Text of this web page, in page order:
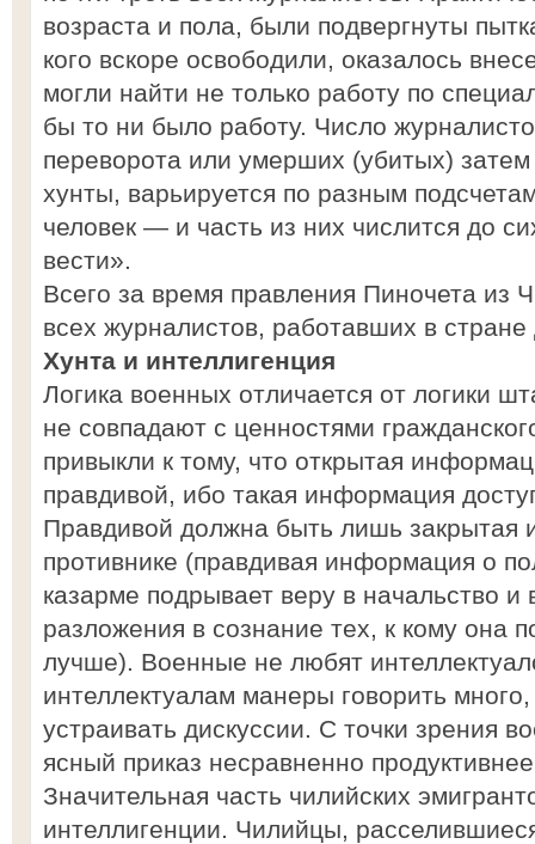
возраста и пола, были подвергнуты
кого вскоре освободили, оказалось
могли найти не только работу по
бы то ни было работу. Число
переворота или умерших (убитых)
хунты, варьируется по разным
человек — и часть из них числится до
вести».
Всего за время правления Пиночета из
всех журналистов, работавших в
Хунта и интеллигенция
Логика военных отличается от логики
не совпадают с ценностями
привыкли к тому, что открытая
правдивой, ибо такая информация
Правдивой должна быть лишь
противнике (правдивая информация о
казарме подрывает веру в начальство и
разложения в сознание тех, к кому она
лучше). Военные не любят
интеллектуалам манеры говорить
устраивать дискуссии. С точки зрения
ясный приказ несравненно
Значительная часть чилийских
интеллигенции. Чилийцы,